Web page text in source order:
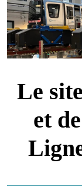
Le
et